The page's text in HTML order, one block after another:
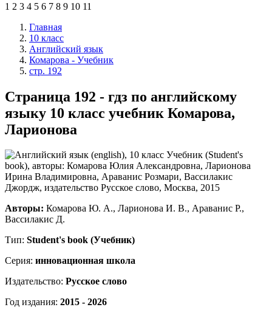
1 2 3 4 5 6 7 8 9 10 11
Главная
10 класс
Английский язык
Комарова - Учебник
стр. 192
Страница 192 - гдз по английскому
языку 10 класс учебник Комарова,
Ларионова
Авторы: Комарова Ю. А., Ларионова И. В., Араванис Р.,
Вассилакис Д.
Тип: Student's book (Учебник)
Серия: инновационная школа
Издательство: Русское слово
Год издания: 2015 - 2026